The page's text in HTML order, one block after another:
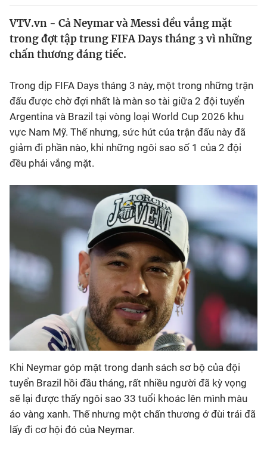
Sự kiện
Thể thao Điện tử
Các môn khác
VTV.vn - Cả Neymar và Messi đều vắng mặt
trong đợt tập trung FIFA Days tháng 3 vì những
chấn thương đáng tiếc.
Trong dịp FIFA Days tháng 3 này, một trong những trận
đấu được chờ đợi nhất là màn so tài giữa 2 đội tuyển
Argentina và Brazil tại vòng loại World Cup 2026 khu
vực Nam Mỹ. Thế nhưng, sức hút của trận đấu này đã
giảm đi phần nào, khi những ngôi sao số 1 của 2 đội
đều phải vắng mặt.
Khi Neymar góp mặt trong danh sách sơ bộ của đội
tuyển Brazil hồi đầu tháng, rất nhiều người đã kỳ vọng
sẽ lại được thấy ngôi sao 33 tuổi khoác lên mình màu
áo vàng xanh. Thế nhưng một chấn thương ở đùi trái đã
lấy đi cơ hội đó của Neymar.